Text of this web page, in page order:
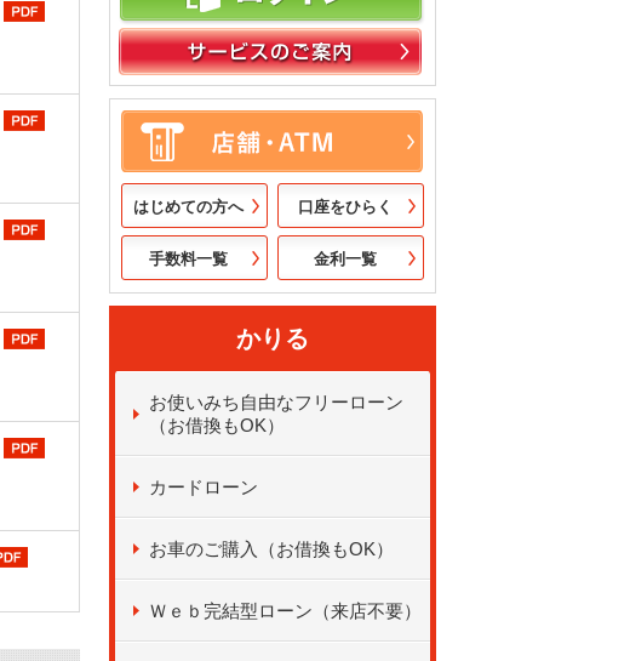
はじめての方へ 口座をひらく
手数料一覧 金利一覧
かりる
お使いみち自由なフリーローン
（お借換もOK）
カードローン
お車のご購入（お借換もOK）
Ｗｅｂ完結型ローン（来店不要）